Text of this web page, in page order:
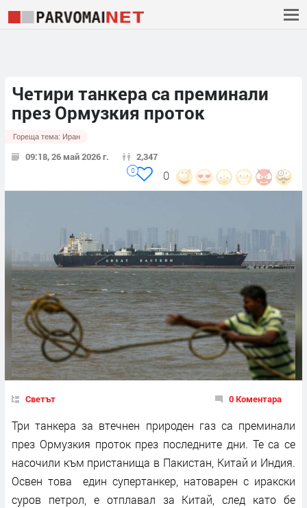
Четири танкера са преминали
през Ормузкия проток
Гореща тема: Иран
09:18, 26 май 2026 г. 2,347
0
0
Светът 0 Коментара
Три танкера за втечнен природен газ са преминали
през Ормузкия проток през последните дни. Те са се
насочили към пристанища в Пакистан, Китай и Индия.
Освен това един супертанкер, натоварен с иракски
суров петрол, е отплавал за Китай, след като бе